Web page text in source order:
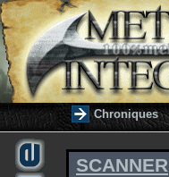
Chroniques
SCANNER